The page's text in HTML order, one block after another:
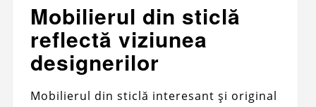
Mobilierul din sticlă
reflectă viziunea
designerilor
Mobilierul din sticlă interesant și original